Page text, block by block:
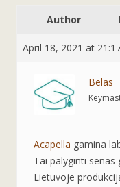
Author
April 18, 2021 at
Belas
Acapella gamina
Tai palyginti
Lietuvoje